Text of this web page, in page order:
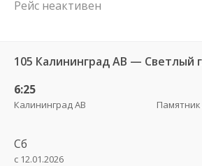
Рейс неактивен
105 Калининград АВ — Светлый
6:25
Калининград АВ
Сб
с 12.01.2026